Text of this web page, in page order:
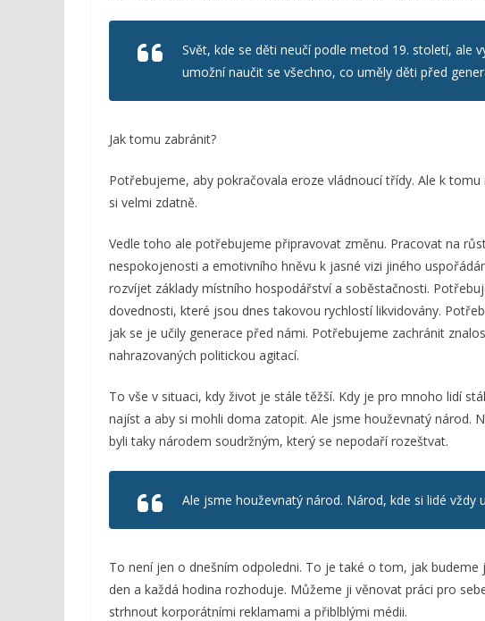
Svět, kde se děti neučí podle metod 19. století, ale
umožní naučit se všechno, co uměly děti před
Jak tomu zabránit?
Potřebujeme, aby pokračovala eroze vládnoucí třídy. Ale k
si velmi zdatně.
Vedle toho ale potřebujeme připravovat změnu. Pracovat na
nespokojenosti a emotivního hněvu k jasné vizi jiného
rozvíjet základy místního hospodářství a soběstačnosti.
dovednosti, které jsou dnes takovou rychlostí likvidovány.
jak se je učily generace před námi. Potřebujeme zachránit
nahrazovaných politickou agitací.
To vše v situaci, kdy život je stále těžší. Kdy je pro mnoho lidí
najíst a aby si mohli doma zatopit. Ale jsme houževnatý národ.
byli taky národem soudržným, který se nepodaří rozeštvat.
Ale jsme houževnatý národ. Národ, kde si lidé vždy
To není jen o dnešním odpoledni. To je také o tom, jak
den a každá hodina rozhoduje. Můžeme ji věnovat práci pro
strhnout korporátními reklamami a přiblblými médii.